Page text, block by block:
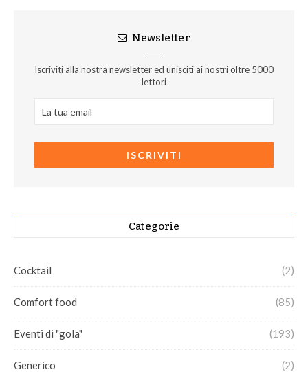
Newsletter
Iscriviti alla nostra newsletter ed unisciti ai nostri oltre 5000
lettori
Categorie
Cocktail (2)
Comfort food (85)
Eventi di "gola" (193)
Generico (2)